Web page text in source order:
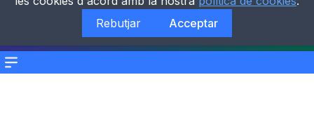
Menu
Rebutjar
Acceptar